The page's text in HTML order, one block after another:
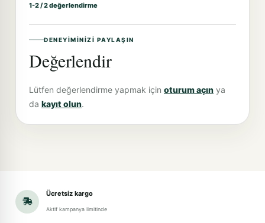
1-2 / 2 değerlendirme
DENEYIMINIZI PAYLAŞIN
Değerlendir
Lütfen değerlendirme yapmak için oturum açın ya
da kayıt olun.
Ücretsiz kargo
Aktif kampanya limitinde